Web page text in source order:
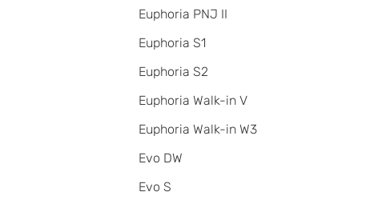
Euphoria PNJ II
Euphoria S1
Euphoria S2
Euphoria Walk-in V
Euphoria Walk-in W3
Evo DW
Evo S